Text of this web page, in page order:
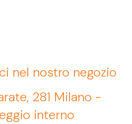
nel nostro negozio
281 Milano -
interno